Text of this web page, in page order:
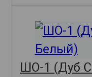
ШО-1 (Дуб